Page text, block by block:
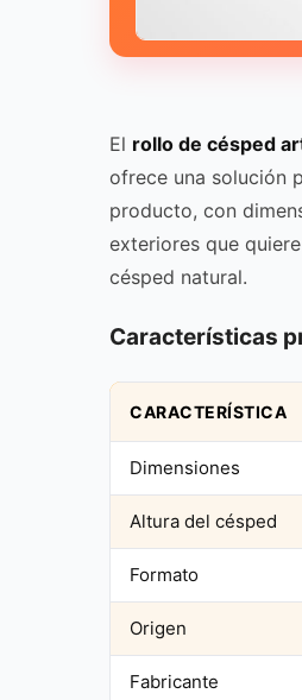
El rollo de césped
ofrece una solución
producto, con
exteriores que
césped natural.
Características
CARACTERÍSTICA
Dimensiones
Altura del césped
Formato
Origen
Fabricante